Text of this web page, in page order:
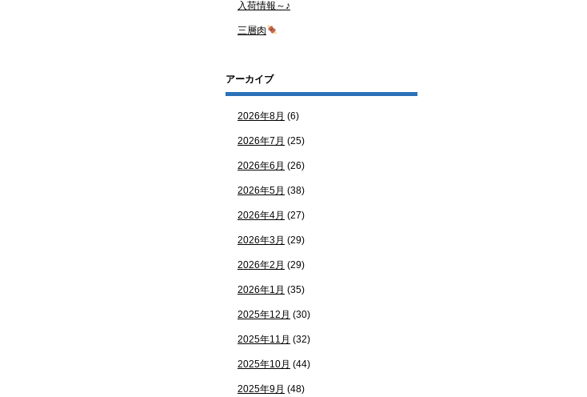
入荷情報～♪
三層肉
アーカイブ
2026年8月 (6)
2026年7月 (25)
2026年6月 (26)
2026年5月 (38)
2026年4月 (27)
2026年3月 (29)
2026年2月 (29)
2026年1月 (35)
2025年12月 (30)
2025年11月 (32)
2025年10月 (44)
2025年9月 (48)